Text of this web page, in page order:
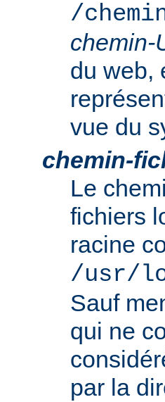
/
chemin-
du web,
vue du
chemin-
Le
fichiers
racine
/usr/
Sauf
qui ne
par la